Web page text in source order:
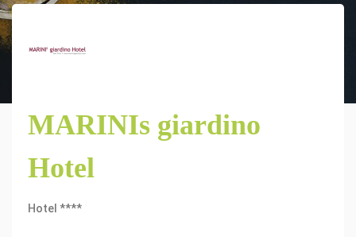
MARINIs giardino
Hotel
Hotel ****